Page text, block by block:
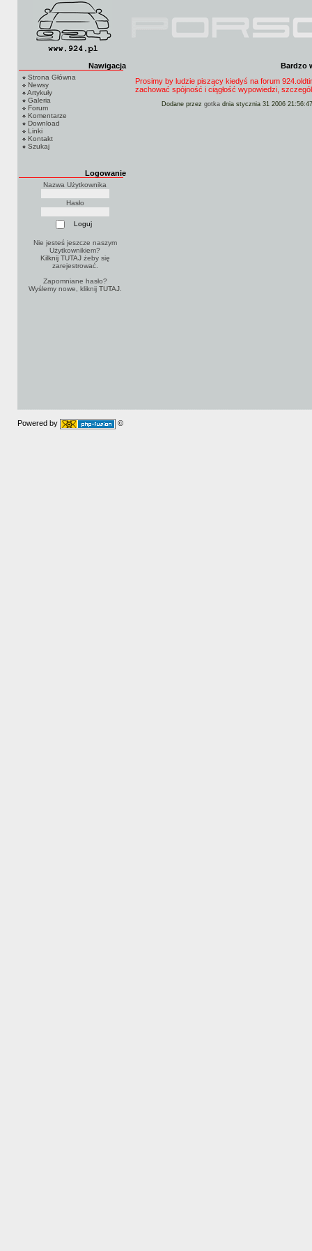
Nawigacja
Strona Główna
Newsy
Artykuły
Galeria
Forum
Komentarze
Download
Linki
Kontakt
Szukaj
Logowanie
Nazwa Użytkownika
Hasło
Nie jesteś jeszcze naszym
Użytkownikiem?
Kilknij TUTAJżeby się
zarejestrować.
Zapomniane hasło?
Wyślemy nowe, kliknij TUTAJ.
Bardzo
Prosimy by ludzie piszący kiedyś na forum
zachować spójność i ciągłość wypowiedzi,
Dodane przez gotka dnia stycznia 31 2006 21:56:47
Powered by ©